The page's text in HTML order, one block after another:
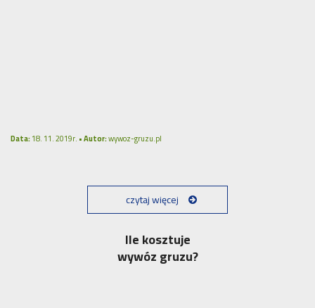
Data:18. 11. 2019r. •Autor:wywoz-gruzu.pl
czytaj więcej
Ile kosztuje
wywóz gruzu?